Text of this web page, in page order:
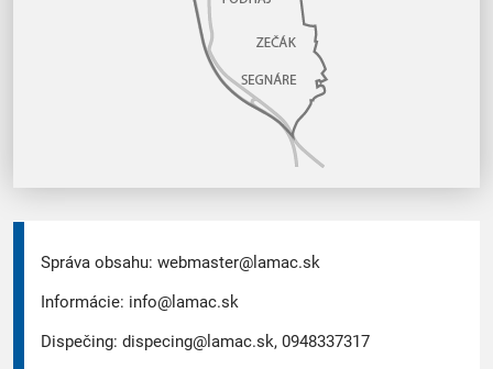
Správa obsahu: webmaster@lamac.sk
Informácie: info@lamac.sk
Dispečing: dispecing@lamac.sk, 0948337317